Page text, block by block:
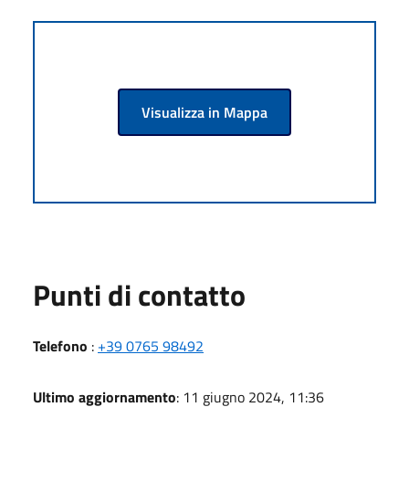
Visualizza in Mappa
Punti di contatto
Telefono : +39 0765 98492
Ultimo aggiornamento: 11 giugno 2024, 11:36